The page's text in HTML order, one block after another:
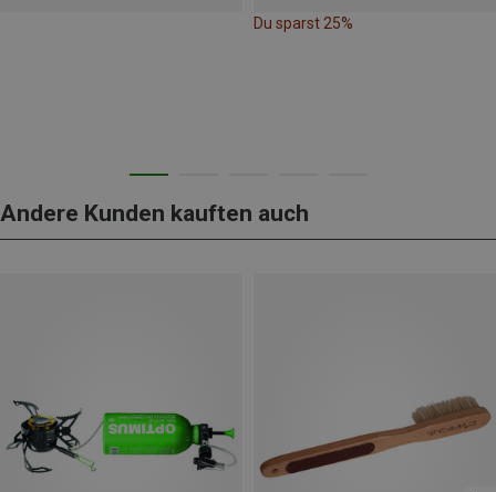
Du sparst 25%
Andere Kunden kauften auch